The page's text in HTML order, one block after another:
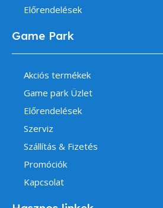
Előrendelések
Game Park
Akciós termékek
Game park Üzlet
Előrendelések
Szerviz
Szállítás & Fizetés
Promóciók
Kapcsolat